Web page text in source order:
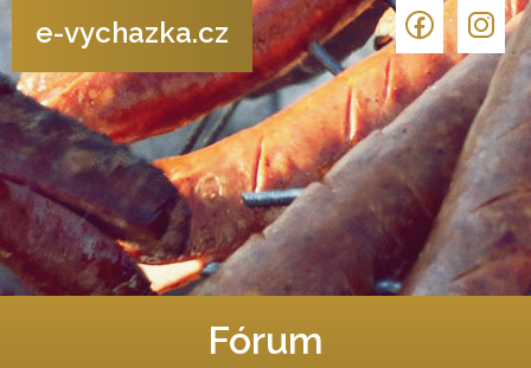
e-vychazka.cz
Fórum